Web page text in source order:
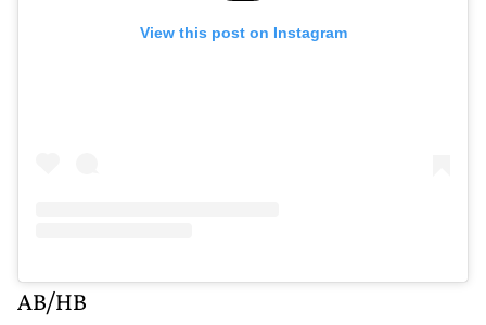
View this post on Instagram
AB/HB